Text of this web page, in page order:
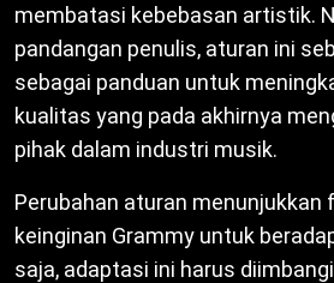
membatasi kebebasan artistik.
pandangan penulis, aturan ini
sebagai panduan untuk
kualitas yang pada akhirnya
pihak dalam industri musik.
Perubahan aturan menunjukkan
keinginan Grammy untuk
saja, adaptasi ini harus